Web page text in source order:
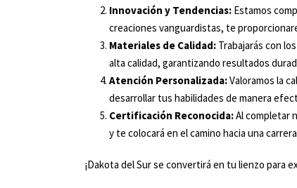
Innovación y Tendencias: Estamos
creaciones vanguardistas, te
Materiales de Calidad: Trabajarás con
alta calidad, garantizando resultados
Atención Personalizada:Valoramos la
desarrollar tus habilidades de manera
Certificación Reconocida:Al completar
y te colocará en el camino hacia una
¡Dakota del Sur se convertirá en tu lienzo para